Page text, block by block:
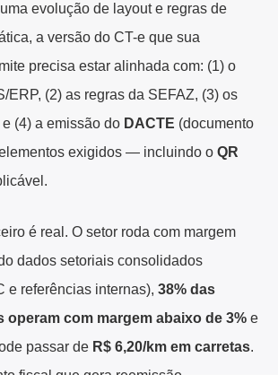
evolução de layout e regras de
a versão do CT-e que sua
precisa estar alinhada com: (1) o
ERP, (2) as regras da SEFAZ, (3) os
(4) a emissão do DACTE (documento
exigidos — incluindo o QR
é real. O setor roda com margem
dados setoriais consolidados
e referências internas), 38% das
operam com margem abaixo de 3% e
passar de R$ 6,20/km em carretas.